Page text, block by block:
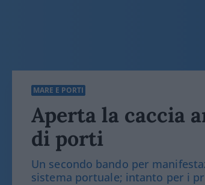
MARE E PORTI
Aperta la caccia
di porti
Un secondo bando per
sistema portuale; intanto per i